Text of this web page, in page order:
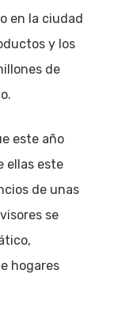
en la ciudad
y los
de
este año
ellas este
de unas
se
hogares